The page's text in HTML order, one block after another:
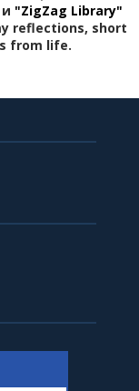
и "ZigZag Library"
reflections, short
from life.